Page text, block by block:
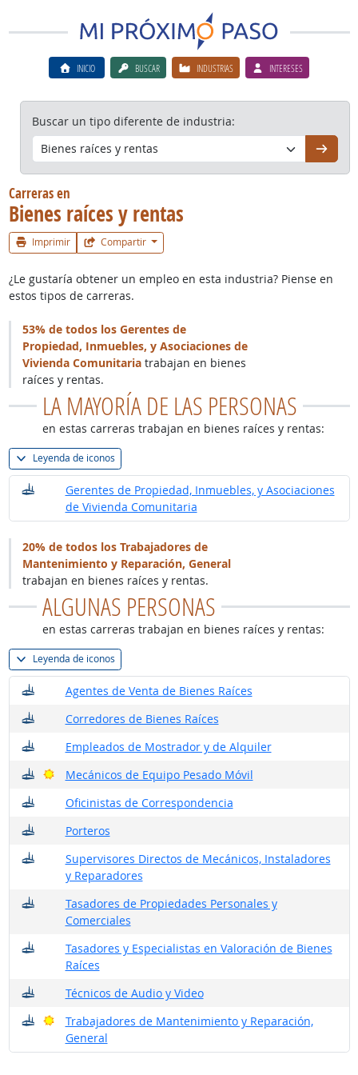
INICIO BUSCAR INDUSTRIAS INTERESES
Buscar un tipo diferente de industria:
Carreras en
Bienes raíces y rentas
Imprimir Compartir
¿Le gustaría obtener un empleo en esta industria? Piense en
estos tipos de carreras.
53% de todos los Gerentes de
Propiedad, Inmuebles, y Asociaciones de
Vivienda Comunitariatrabajan en bienes
raíces y rentas.
LA MAYORÍA DE LAS PERSONAS
en estas carreras trabajan en bienes raíces y rentas:
Leyenda de iconos
Gerentes de Propiedad, Inmuebles, y Asociaciones
de Vivienda Comunitaria
¿Dónde trabajan?
20% de todos los Trabajadores de
Mantenimiento y Reparación, General
trabajan en bienes raíces y rentas.
ALGUNAS PERSONAS
en estas carreras trabajan en bienes raíces y rentas:
Leyenda de iconos
Agentes de Venta de Bienes Raíces
¿Dónde trabajan?
Corredores de Bienes Raíces
¿Dónde trabajan?
Empleados de Mostrador y de Alquiler
¿Dónde trabajan?
Mecánicos de Equipo Pesado Móvil
¿Dónde trabajan?
Buenas perspectivas
Oficinistas de Correspondencia
¿Dónde trabajan?
Porteros
¿Dónde trabajan?
Supervisores Directos de Mecánicos, Instaladores
y Reparadores
¿Dónde trabajan?
Tasadores de Propiedades Personales y
Comerciales
¿Dónde trabajan?
Tasadores y Especialistas en Valoración de Bienes
Raíces
¿Dónde trabajan?
Técnicos de Audio y Video
¿Dónde trabajan?
Trabajadores de Mantenimiento y Reparación,
General
¿Dónde trabajan?
Buenas perspectivas